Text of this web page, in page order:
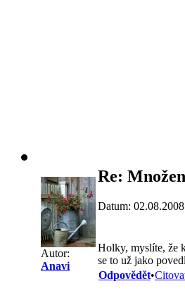
Autor:
Anavi
Re:
Datum:
Holky, myslíte, že
se to už jako
Odpovědět•